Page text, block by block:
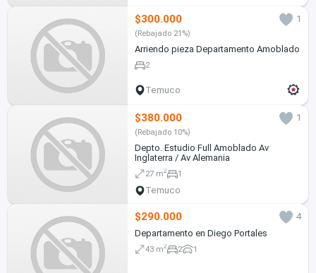
$300.000 1
(Rebajado 21%)
Arriendo pieza Departamento Amoblado
2
Temuco
$380.000 1
(Rebajado 10%)
Depto. Estudio Full Amoblado Av
Inglaterra / Av Alemania
27 m2 1
Temuco
$290.000
4
Departamento en Diego Portales
43 m2 2 1